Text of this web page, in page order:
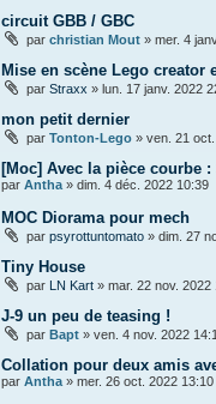
circuit GBB / GBC
par christian Mout » mer. 4
Mise en scène Lego creator
par Straxx » lun. 17 janv. 2022
mon petit dernier
par Tonton-Lego » ven. 21
[Moc] Avec la pièce courbe
par Antha » dim. 4 déc. 2022 10:39
MOC Diorama pour mech
par psyrottuntomato » dim. 27
Tiny House
par LN Kart » mar. 22 nov. 2022
J-9 un peu de teasing !
par Bapt » ven. 4 nov. 2022
Collation pour deux amis
par Antha » mer. 26 oct. 2022 13:10